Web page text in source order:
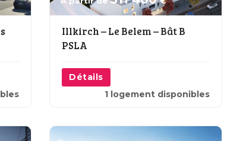
Illkirch – Le Belem – Bât B
PSLA
Détails
1 logement disponibles